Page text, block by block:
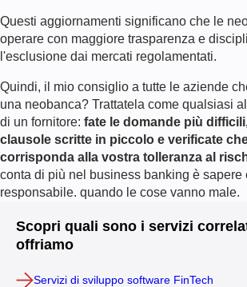
Questi aggiornamenti significano che le
operare con maggiore trasparenza e
l'esclusione dai mercati regolamentati.
Quindi, il mio consiglio a tutte le aziende
una neobanca? Trattatela come qualsiasi
di un fornitore: fate le domande più
clausole scritte in piccolo e verificate
corrisponda alla vostra tolleranza al
conta di più nel business banking è sapere
responsabile. quando le cose vanno male.
Scopri quali sono i servizi
offriamo
Servizi di sviluppo software FinTech